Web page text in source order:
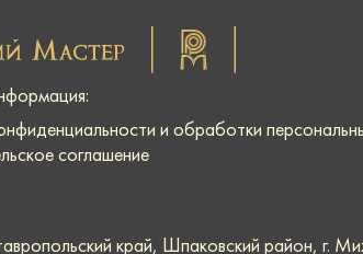
и обработки
соглашение
край, Шпаковский район, г.